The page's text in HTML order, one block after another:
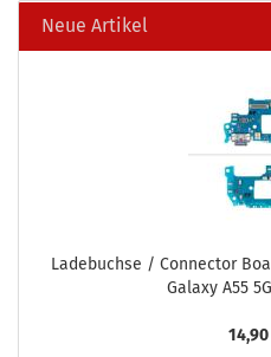
Neue Artikel
La­de­buch­se / Con­nec­tor
Ga­la­xy A55
14,90